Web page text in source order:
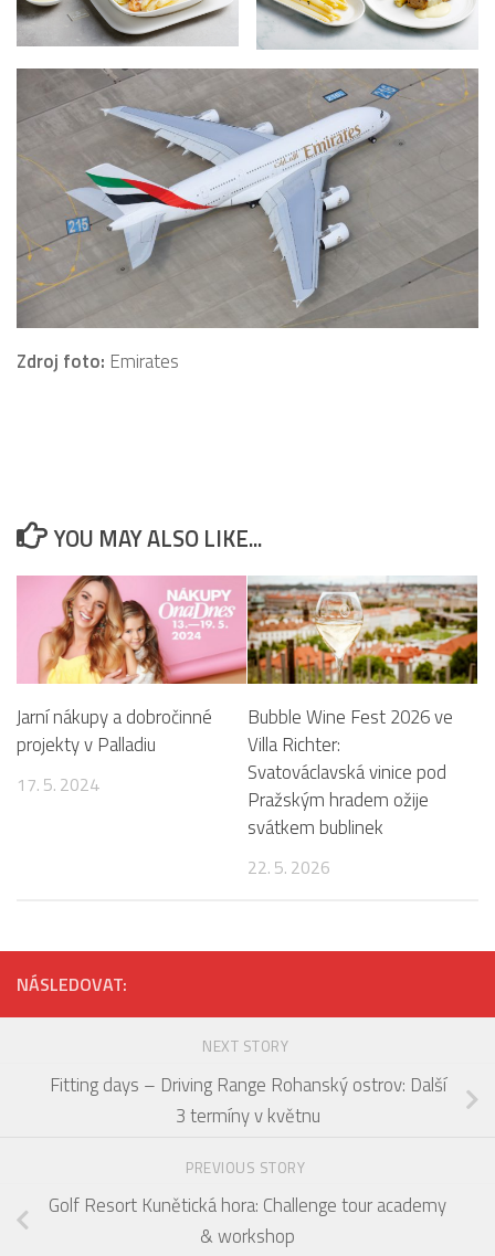
Zdroj foto: Emirates
YOU MAY ALSO LIKE...
Jarní nákupy a dobročinné
projekty v Palladiu
17. 5. 2024
Bubble Wine Fest 2026 ve
Villa Richter:
Svatováclavská vinice pod
Pražským hradem ožije
svátkem bublinek
22. 5. 2026
NÁSLEDOVAT:
NEXT STORY
Fitting days – Driving Range Rohanský ostrov: Další
3 termíny v květnu
PREVIOUS STORY
Golf Resort Kunětická hora: Challenge tour academy
& workshop